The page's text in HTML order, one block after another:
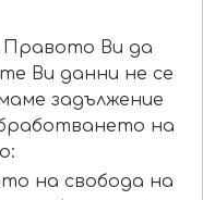
Правото Ви да
Ви данни не се
задължение
на
на свобода на